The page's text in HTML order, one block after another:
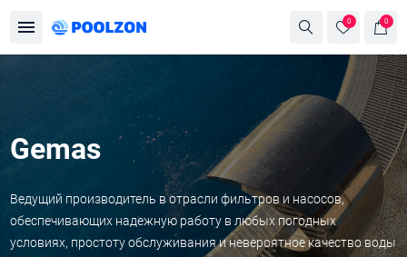
0 0
Gemas
Ведущий производитель в отрасли фильтров и насосов,
обеспечивающих надежную работу в любых погодных
условиях, простоту обслуживания и невероятное качество воды